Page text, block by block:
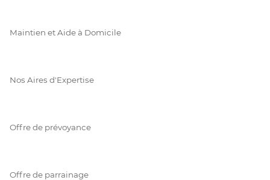
Maintien et Aide à Domicile
Nos Aires d'Expertise
Offre de prévoyance
Offre de parrainage